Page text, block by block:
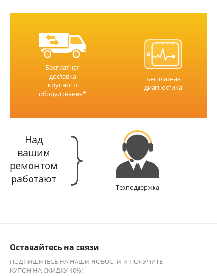
Бесплатная
доставка
крупного
оборудования*
Бесплатная
диагностика
Над
вашим
ремонтом
работают
Техподдержка
Оставайтесь на связи
ПОДПИШИТЕСЬ НА НАШИ НОВОСТИ И ПОЛУЧИТЕ
КУПОН НА СКИДКУ 10%!